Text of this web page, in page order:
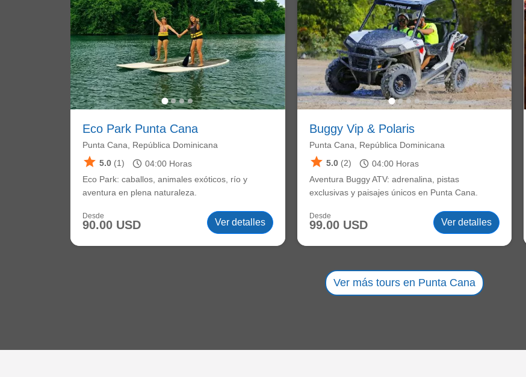
Eco Park Punta Cana
Punta Cana, República Dominicana
star 5.0 (1) schedule 04:00 Horas
Eco Park: caballos, animales exóticos, río y
aventura en plena naturaleza.
Desde
90.00 USD Ver detalles
Buggy Vip & Polaris
Punta Cana, República Dominicana
star 5.0 (2) schedule 04:00 Horas
Aventura Buggy ATV: adrenalina, pistas
exclusivas y paisajes únicos en Punta Cana.
Desde
99.00 USD Ver detalles
Ver más tours en Punta Cana